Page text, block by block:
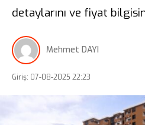
detaylarını ve fiyat
Mehmet DAYI
Giriş: 07-08-2025 22:23